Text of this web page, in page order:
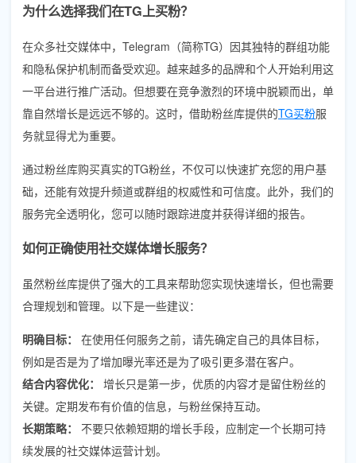
为什么选择我们在TG上买粉？
在众多社交媒体中，Telegram（简称TG）因其独特的群组功能
和隐私保护机制而备受欢迎。越来越多的品牌和个人开始利用这
一平台进行推广活动。但想要在竞争激烈的环境中脱颖而出，单
靠自然增长是远远不够的。这时，借助粉丝库提供的TG买粉服
务就显得尤为重要。
通过粉丝库购买真实的TG粉丝，不仅可以快速扩充您的用户基
础，还能有效提升频道或群组的权威性和可信度。此外，我们的
服务完全透明化，您可以随时跟踪进度并获得详细的报告。
如何正确使用社交媒体增长服务？
虽然粉丝库提供了强大的工具来帮助您实现快速增长，但也需要
合理规划和管理。以下是一些建议：
明确目标：
在使用任何服务之前，请先确定自己的具体目标，
例如是否是为了增加曝光率还是为了吸引更多潜在客户。
结合内容优化：
增长只是第一步，优质的内容才是留住粉丝的
关键。定期发布有价值的信息，与粉丝保持互动。
长期策略：
不要只依赖短期的增长手段，应制定一个长期可持
续发展的社交媒体运营计划。